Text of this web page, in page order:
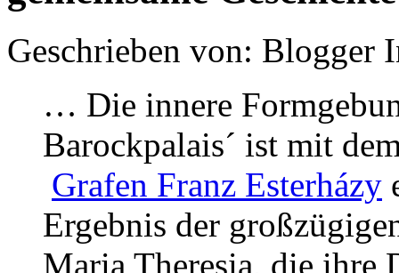
Geschrieben von: Blogger
… Die innere
Barockpalais´ ist mit
Grafen Franz Esterházy
Ergebnis der
Maria Theresia, die ihre